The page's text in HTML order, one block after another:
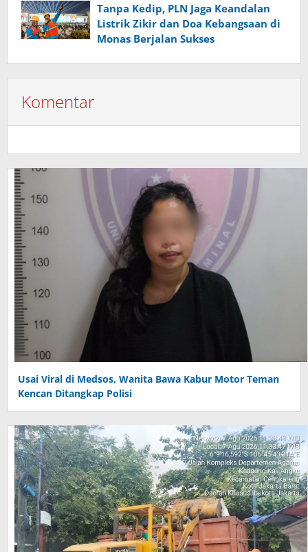
Tanpa Kedip, PLN Jaga Keandalan
Listrik Zikir dan Doa Kebangsaan di
Monas Berjalan Sukses
Komentar
Usai Viral di Medsos, Wanita Bawa Kabur Motor Teman
Kencan Ditangkap Polisi